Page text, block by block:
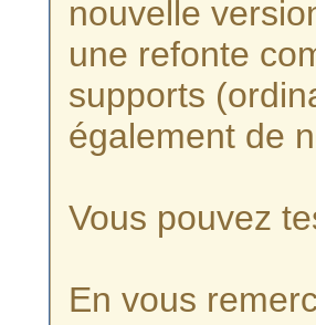
nouvelle
une refonte
supports
également de
Vous pouvez
En vous